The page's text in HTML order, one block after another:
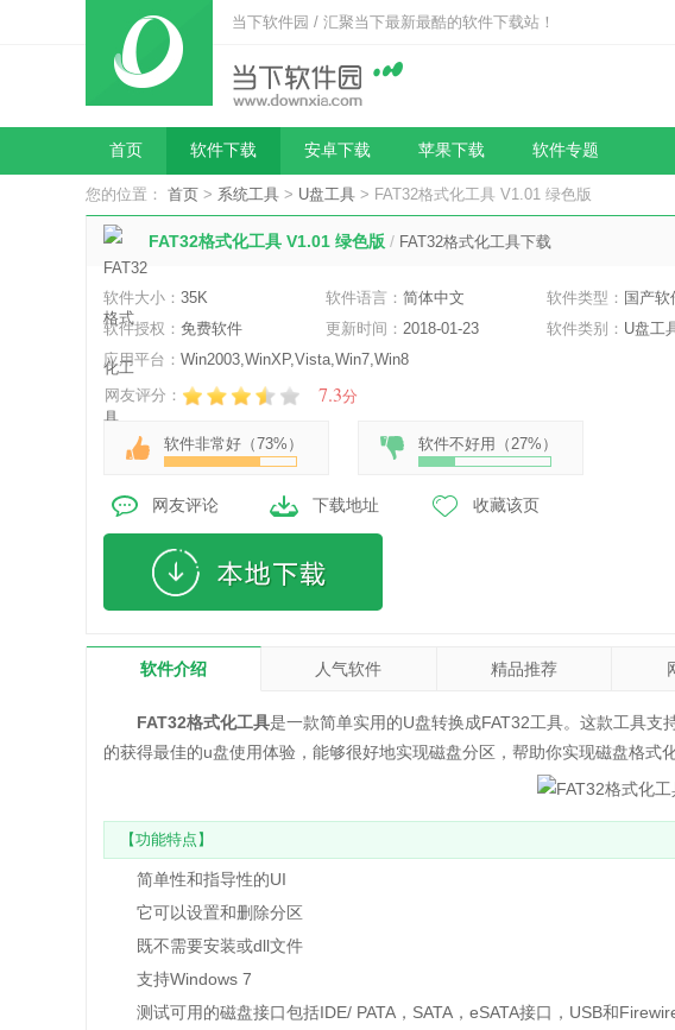
当下软件园 / 汇聚当下最新最酷的软件下载站！
首页 软件下载 安卓下载 苹果下载 软件专题
您的位置： 首页 > 系统工具 > U盘工具 > FAT32格式化工具 V1.01 绿色版
FAT32格式化工具 V1.01 绿色版 / FAT32格式化工具下载
软件大小： 35K 软件语言： 简体中文 软件类型： 国产软
软件授权： 免费软件 更新时间： 2018-01-23 软件类别： U盘工
应用平台： Win2003,WinXP,Vista,Win7,Win8
网友评分：
7.3分
软件非常好（73% ） 软件不好用（27% ）
网友评论 下载地址 收藏该页
软件介绍 人气软件 精品推荐
FAT32格式化工具是一款简单实用的U盘转换成FAT32工具。这款工具
的获得最佳的u盘使用体验，能够很好地实现磁盘分区，帮助你实现磁盘格式化
【功能特点】
简单性和指导性的UI
它可以设置和删除分区
既不需要安装或dll文件
支持Windows 7
测试可用的磁盘接口包括IDE/ PATA，SATA，eSATA接口，USB和Firewire